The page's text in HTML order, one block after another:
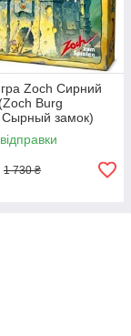
гра Zoch Сирний
Burg
Сырный замок)
1 730 ₴